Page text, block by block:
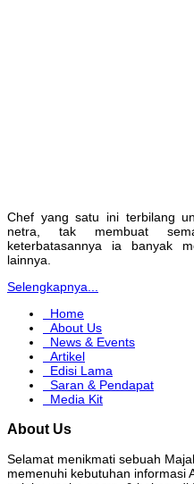
Chef yang satu ini terbilang
netra, tak membuat
keterbatasannya ia banyak
lainnya.
Selengkapnya...
Home
About Us
News & Events
Artikel
Edisi Lama
Saran & Pendapat
Media Kit
About Us
Selamat menikmati sebuah
memenuhi kebutuhan informasi